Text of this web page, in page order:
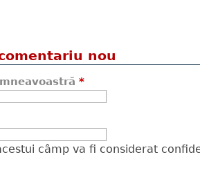
nou
*
câmp va fi considerat